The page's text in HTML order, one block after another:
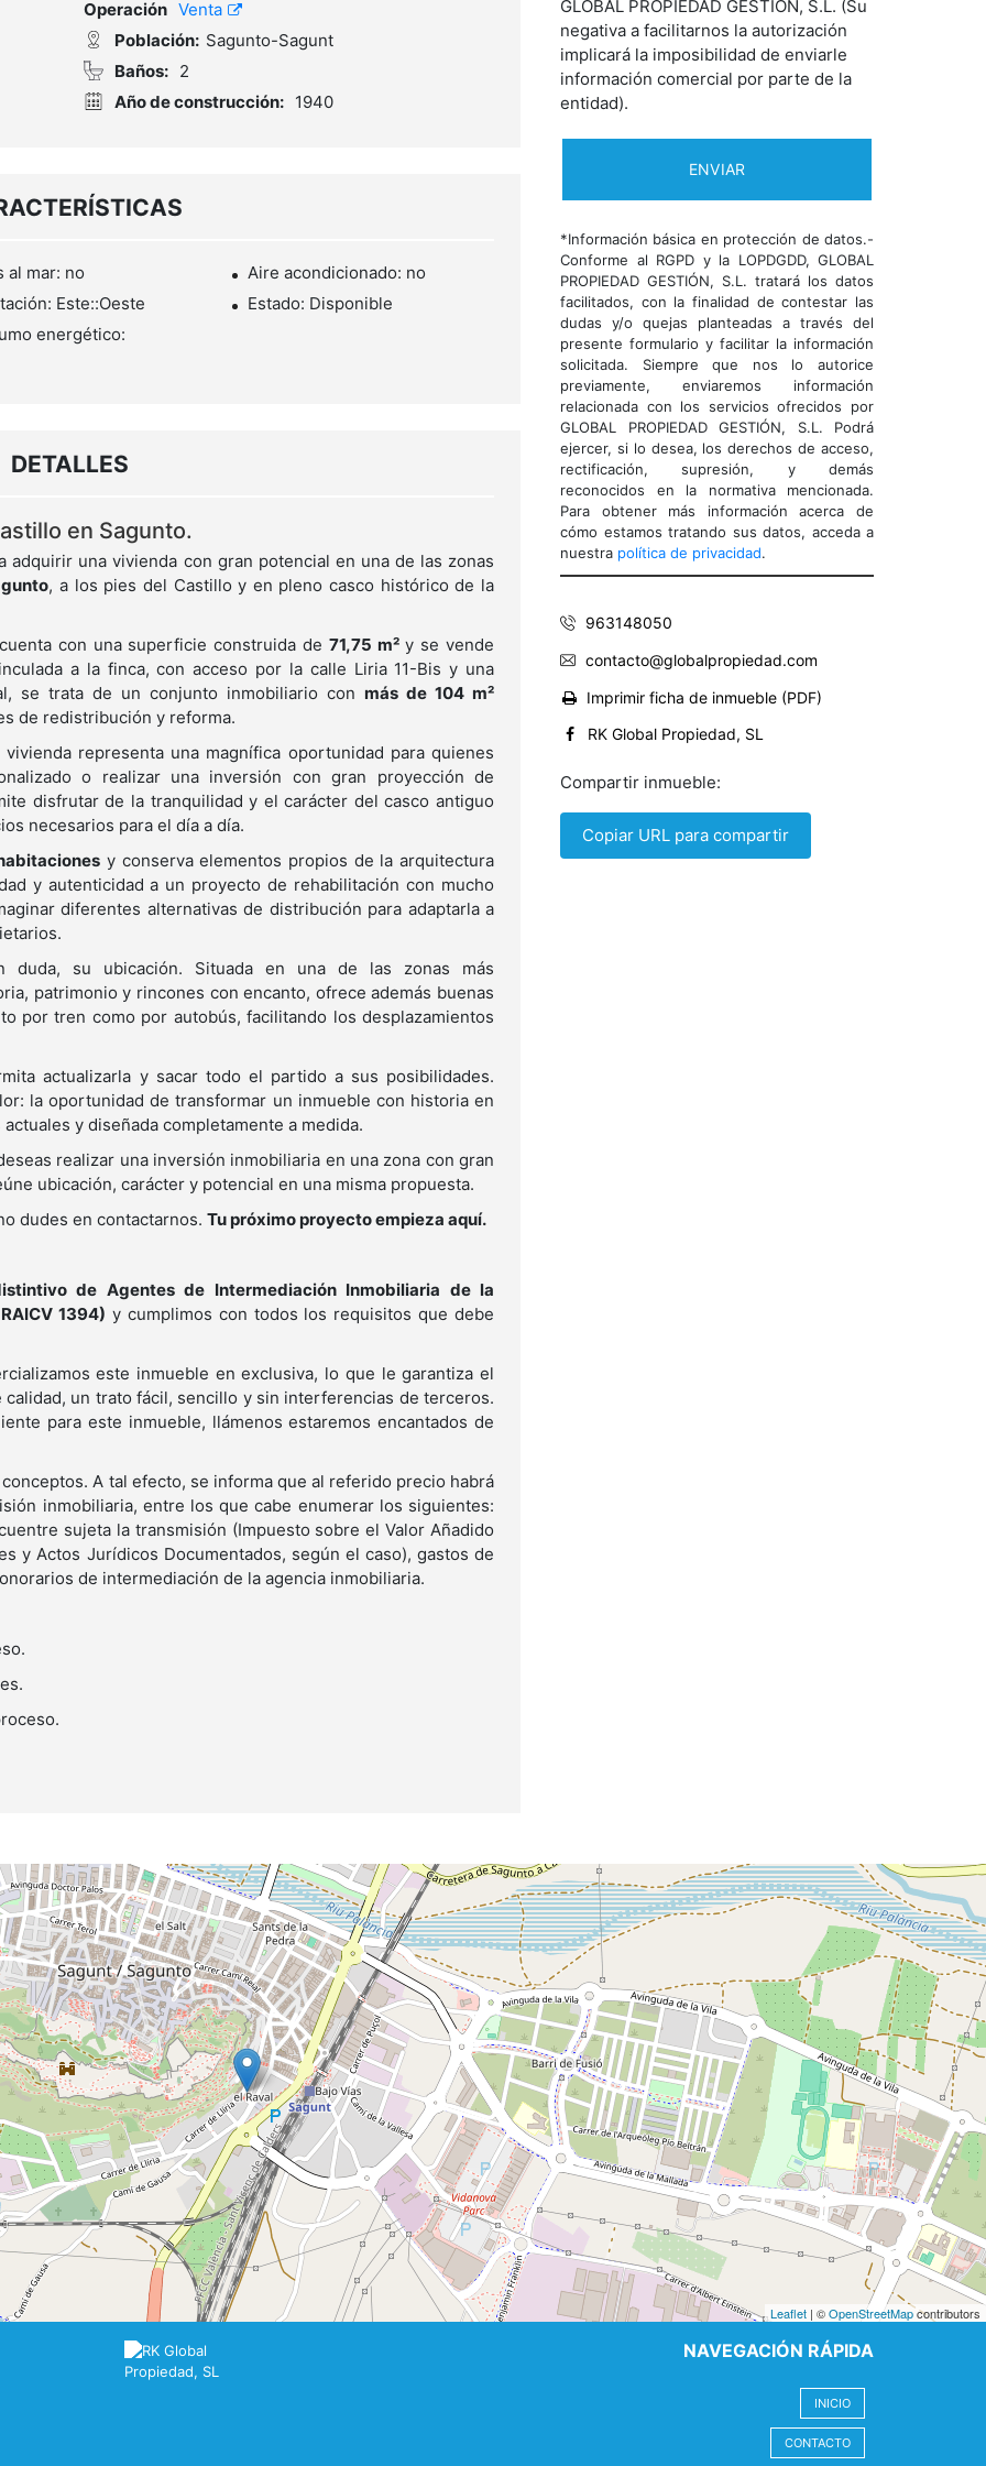
Operación Venta
Población: Sagunto-Sagunt
Baños:
2
Año de construcción:
1940
al mar: no
Aire acondicionado: no
Este::Oeste
Estado: Disponible
energético:
DETALLES
en Sagunto.
una vivienda con gran potencial en una de las zonas
, a los pies del Castillo y en pleno casco histórico de la
con una superficie construida de71,75 m²y se vende
a la finca, con acceso por la calle Liria 11-Bis y una
se trata de un conjunto inmobiliario con más de 104 m²
de redistribución y reforma.
representa una magnífica oportunidad para quienes
o realizar una inversión con gran proyección de
disfrutar de la tranquilidad y el carácter del casco antiguo
necesarios para el día a día.
y conserva elementos propios de la arquitectura
y autenticidad a un proyecto de rehabilitación con mucho
diferentes alternativas de distribución para adaptarla a
duda, su ubicación. Situada en una de las zonas más
patrimonio y rincones con encanto, ofrece además buenas
por tren como por autobús, facilitando los desplazamientos
actualizarla y sacar todo el partido a sus posibilidades.
la oportunidad de transformar un inmueble con historia en
y diseñada completamente a medida.
realizar una inversión inmobiliaria en una zona con gran
ubicación, carácter y potencial en una misma propuesta.
dudes en contactarnos. Tu próximo proyecto empieza aquí.
de Agentes de Intermediación Inmobiliaria de la
1394) y cumplimos con todos los requisitos que debe
este inmueble en exclusiva, lo que le garantiza el
un trato fácil, sencillo y sin interferencias de terceros.
para este inmueble, llámenos estaremos encantados de
A tal efecto, se informa que al referido precio habrá
inmobiliaria, entre los que cabe enumerar los siguientes:
sujeta la transmisión (Impuesto sobre el Valor Añadido
y Actos Jurídicos Documentados, según el caso), gastos de
de intermediación de la agencia inmobiliaria.
GLOBAL PROPIEDAD GESTIÓN, S.L. (Su
negativa a facilitarnos la autorización
implicará la imposibilidad de enviarle
información comercial por parte de la
entidad).
*Información básica en protección de datos.-
Conforme al RGPD y la LOPDGDD, GLOBAL
PROPIEDAD GESTIÓN, S.L. tratará los datos
facilitados, con la finalidad de contestar las
dudas y/o quejas planteadas a través del
presente formulario y facilitar la información
solicitada. Siempre que nos lo autorice
previamente, enviaremos información
relacionada con los servicios ofrecidos por
GLOBAL PROPIEDAD GESTIÓN, S.L. Podrá
ejercer, si lo desea, los derechos de acceso,
rectificación, supresión, y demás
reconocidos en la normativa mencionada.
Para obtener más información acerca de
cómo estamos tratando sus datos, acceda a
nuestra política de privacidad.
963148050
contacto@globalpropiedad.com
Imprimir ficha de inmueble (PDF)
RK Global Propiedad, SL
Compartir inmueble:
Copiar URL para compartir
Leaflet | ©OpenStreetMapcontributors
NAVEGACIÓN RÁPIDA
INICIO
CONTACTO